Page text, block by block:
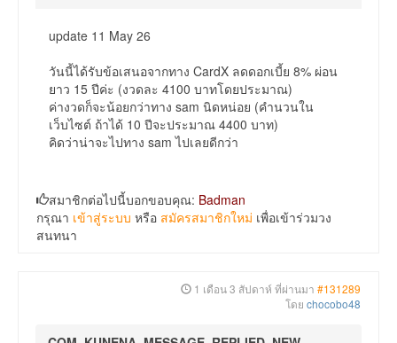
update 11 May 26
วันนี้ได้รับข้อเสนอจากทาง CardX ลดดอกเบี้ย 8% ผ่อน
ยาว 15 ปีค่ะ (งวดละ 4100 บาทโดยประมาณ)
ค่างวดก็จะน้อยกว่าทาง sam นิดหน่อย (คำนวนใน
เว็บไซต์ ถ้าได้ 10 ปีจะประมาณ 4400 บาท)
คิดว่าน่าจะไปทาง sam ไปเลยดีกว่า
สมาชิกต่อไปนี้บอกขอบคุณ: Badman
กรุณา เข้าสู่ระบบ หรือ สมัครสมาชิกใหม่ เพื่อเข้าร่วมวง
สนทนา
1 เดือน 3 สัปดาห์ ที่ผ่านมา #131289
โดย chocobo48